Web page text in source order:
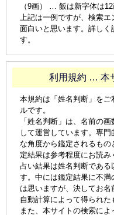
（9画） … 飯は新字体は
上記は一例ですが、検索
面白いと思います。詳しく
す。
利用規約 … 本
本規約は「姓名判断」を
ルです。
「姓名判断」は、名前の
して運営しています。専
な角度から鑑定されるも
定結果は参考程度にお読み
占い結果は姓名判断である
す。中には鑑定結果に不満
は思いますが、決してお
自動計算によって得られた
また、本サイトの検索に